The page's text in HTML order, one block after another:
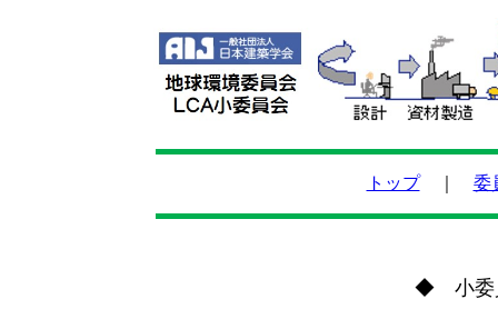
トップ｜ 委
◆ 小委